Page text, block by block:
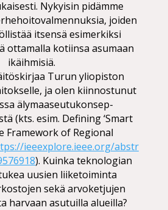
Nykyisin pidämme
joiden
itsensä esimerkiksi
ottamalla kotiinsa asumaan
ikäihmisiä.
Turun yliopiston
ja olen kiinnostunut
äly­maa­seu­tu­kon­sep­
(kts. esim. Defining ‘Smart
Framework of Regional
ieeexplore.ieee.org/abstr
). Kuinka teknologian
uusien liiketoiminta
sekä arvoketjujen
harvaan asutuilla alueilla?